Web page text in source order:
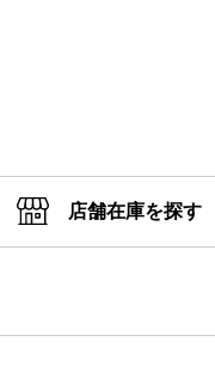
店舗在庫を探す